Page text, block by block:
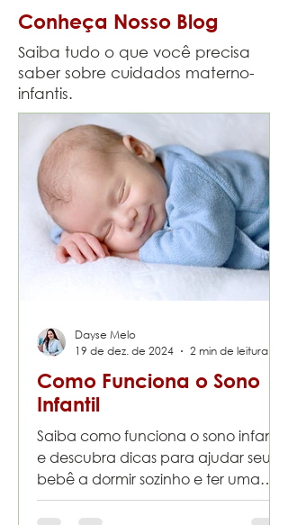
Conheça Nosso Blog
Saiba tudo o que você precisa
saber sobre cuidados materno-
infantis.
Como Funciona o Sono
Infantil
Saiba como funciona o sono infantil
e descubra dicas para ajudar seu
bebê a dormir sozinho e ter uma
rotina saudável de sono.
Dayse Melo
19 de dez. de 2024
2 min de leitura